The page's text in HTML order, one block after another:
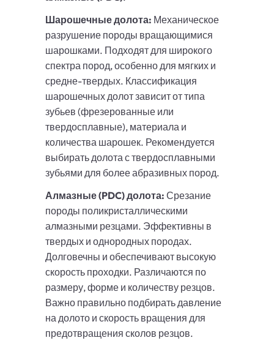
Шарошечные долота: Механическое
разрушение породы вращающимися
шарошками. Подходят для широкого
спектра пород, особенно для мягких и
средне-твердых. Классификация
шарошечных долот зависит от типа
зубьев (фрезерованные или
твердосплавные), материала и
количества шарошек. Рекомендуется
выбирать долота с твердосплавными
зубьями для более абразивных пород.
Алмазные (PDC) долота: Срезание
породы поликристаллическими
алмазными резцами. Эффективны в
твердых и однородных породах.
Долговечны и обеспечивают высокую
скорость проходки. Различаются по
размеру, форме и количеству резцов.
Важно правильно подбирать давление
на долото и скорость вращения для
предотвращения сколов резцов.